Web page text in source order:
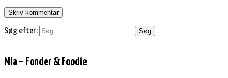
Søg efter:
Mia – Fonder & Foodie